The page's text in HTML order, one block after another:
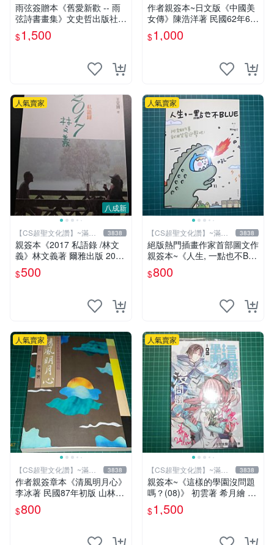
元送運
雨弦簽贈本《舊愛新歡 -- 雨
弦詩書畫集》文史哲出版社
印 民國85年初版 9成新 【CS
超聖文化讚】
$1,500
元送運
作者親簽本~日文版《中國美
女傳》陳浩洋著 民國62年6月
出版 【CS超聖文化讚】
$1,000
八成新
人氣賣家
【CS超聖文化讚】~滿千
元送運
3838
親簽本《2017 私語錄 /林文
義》林文義著 爾雅出版 2018
年初版【CS超聖文化讚】
$500
人氣賣家
【CS超聖文化讚】~滿千
元送運
3838
絕版熱門插畫作家首部圖文作
親簽本~《人生, 一點也不BL
UE~阿雜的事就用笑容迎擊
吧！》Ning著/繪 悅知文化
$800
人氣賣家
【CS超聖文化讚】~滿千
元送運
3838
作者親簽章本《清風明月心》
李冰著 民國87年初版 山林書
局出版 書緣有微斑 【CS 超
聖文化讚】
$800
人氣賣家
【CS超聖文化讚】~滿千
元送運
3838
親簽本~《這樣的學園沒問題
嗎？(08)》 初雲著 希月繪 飛
燕文創 書況新【CS超聖文化
2讚】
$1,500